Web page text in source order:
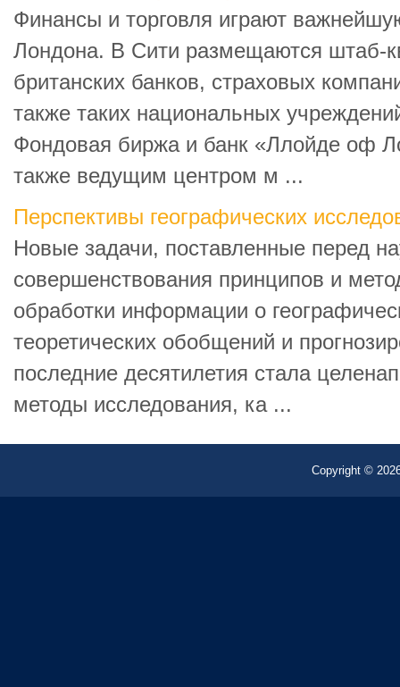
Финансы и торговля играют
Лондона. В Сити размещаются штаб-
британских банков, страховых
также таких национальных
Фондовая биржа и банк «Ллойде оф
также ведущим центром м ...
Перспективы географических
Новые задачи, поставленные перед
совершенствования принципов и
обработки информации о
теоретических обобщений и
последние десятилетия стала
методы исследования, ка ...
Copyright ©